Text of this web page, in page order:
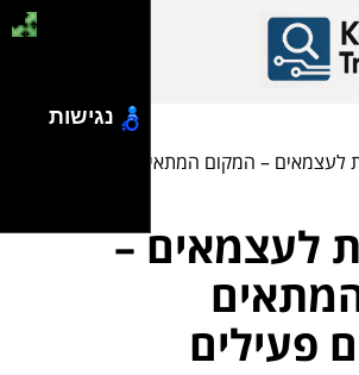
לעצמאים – המקום המתאים למבוגרים
לעצמאים –
פעילים
נגישות